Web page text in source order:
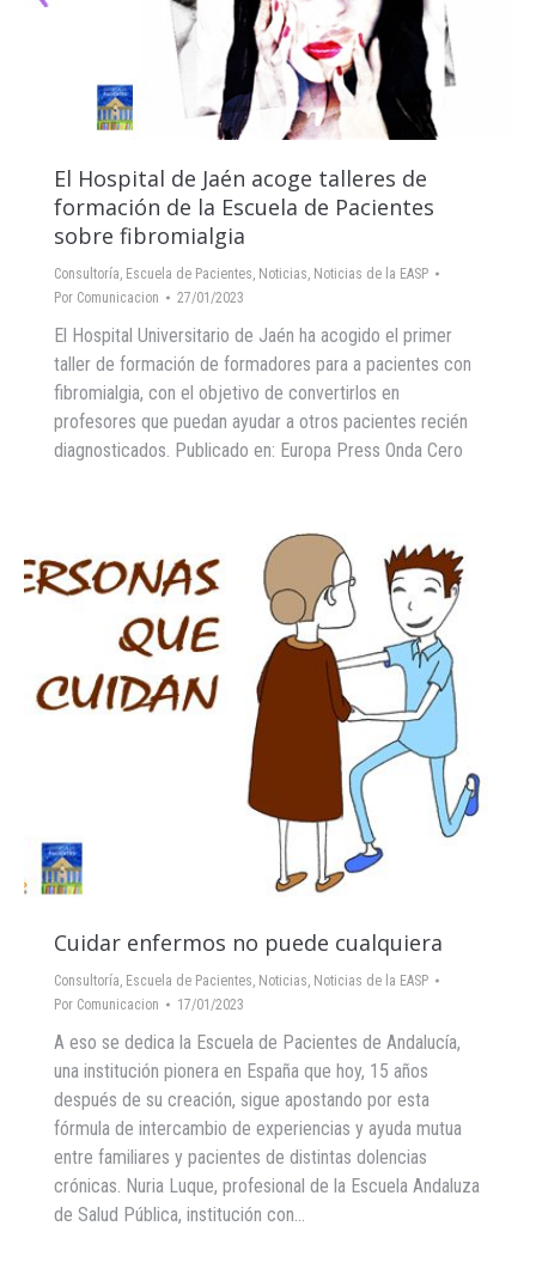
El Hospital de Jaén acoge talleres de
formación de la Escuela de Pacientes
sobre fibromialgia
Consultoría, Escuela de Pacientes, Noticias, Noticias de la EASP
Por Comunicacion 27/01/2023
El Hospital Universitario de Jaén ha acogido el primer
taller de formación de formadores para a pacientes con
fibromialgia, con el objetivo de convertirlos en
profesores que puedan ayudar a otros pacientes recién
diagnosticados. Publicado en: Europa Press Onda Cero
Cuidar enfermos no puede cualquiera
Consultoría, Escuela de Pacientes, Noticias, Noticias de la EASP
Por Comunicacion 17/01/2023
A eso se dedica la Escuela de Pacientes de Andalucía,
una institución pionera en España que hoy, 15 años
después de su creación, sigue apostando por esta
fórmula de intercambio de experiencias y ayuda mutua
entre familiares y pacientes de distintas dolencias
crónicas. Nuria Luque, profesional de la Escuela Andaluza
de Salud Pública, institución con…